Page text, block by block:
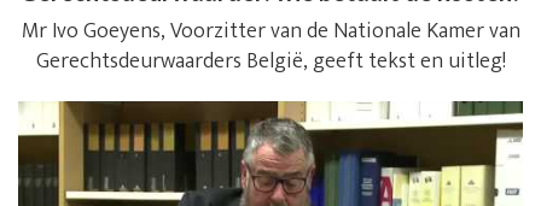
Mr Ivo Goeyens, Voorzitter van de Nationale Kamer van
Gerechtsdeurwaarders België, geeft tekst en uitleg!